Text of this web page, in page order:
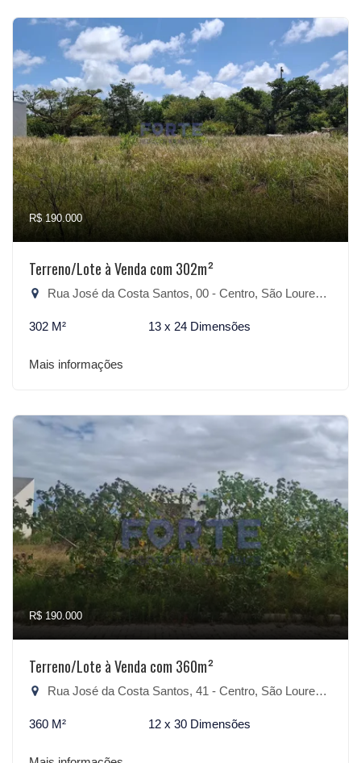
R$ 190.000
Terreno/Lote à Venda com 302m²
Rua José da Costa Santos, 00 - Centro, São Lourenço do Sul-RS
302 M² 13 x 24 Dimensões
Mais informações
R$ 190.000
Terreno/Lote à Venda com 360m²
Rua José da Costa Santos, 41 - Centro, São Lourenço do Sul-RS
360 M² 12 x 30 Dimensões